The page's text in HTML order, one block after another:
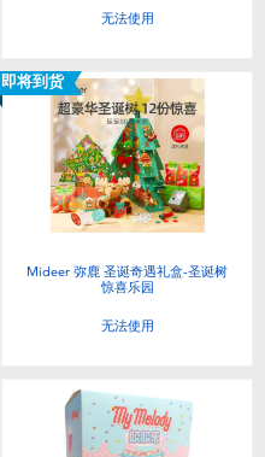
无法使用
即将到货
Mideer 弥鹿 圣诞奇遇礼盒-圣诞树
惊喜乐园
无法使用